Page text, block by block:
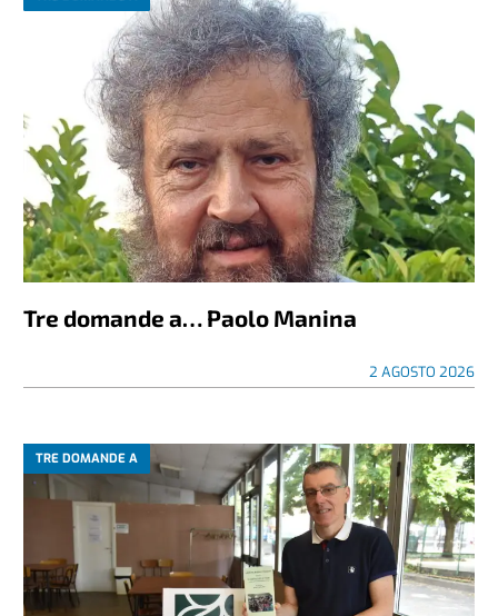
Tre domande a… Paolo Manina
2 AGOSTO 2026
TRE DOMANDE A